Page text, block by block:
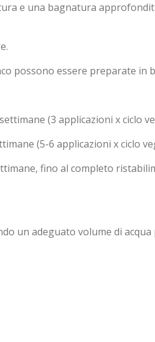
e una bagnatura
possono essere preparate in
(3 applicazioni x ciclo
(5-6 applicazioni x ciclo
fino al completo
un adeguato volume di